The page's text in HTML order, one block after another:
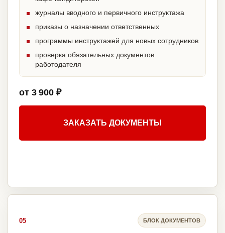
журналы вводного и первичного инструктажа
приказы о назначении ответственных
программы инструктажей для новых сотрудников
проверка обязательных документов
работодателя
от 3 900 ₽
ЗАКАЗАТЬ ДОКУМЕНТЫ
05 БЛОК ДОКУМЕНТОВ